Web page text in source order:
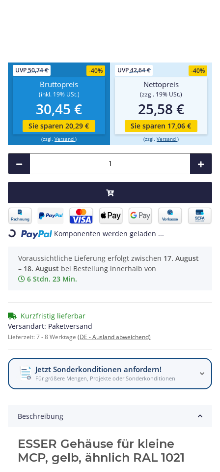
UVP50,74 € -40%
Bruttopreis
(inkl. 19% USt.)
30,45 €
Sie sparen 20,29 €
(zzgl. Versand )
UVP42,64 € -40%
Nettopreis
(zzgl. 19% USt.)
25,58 €
Sie sparen 17,06 €
(zzgl. Versand )
Komponenten werden geladen ...
Voraussichtliche Lieferung erfolgt zwischen 17. August
– 18. August bei Bestellung innerhalb von
6 Stdn. 23 Min.
Kurzfristig lieferbar
Versandart: Paketversand
Lieferzeit:7 - 8 Werktage (DE - Ausland abweichend)
Jetzt Sonderkonditionen anfordern!
Für größere Mengen, Projekte oder Sonderkonditionen
Beschreibung
ESSER Gehäuse für kleine
MCP, gelb, ähnlich RAL 1021